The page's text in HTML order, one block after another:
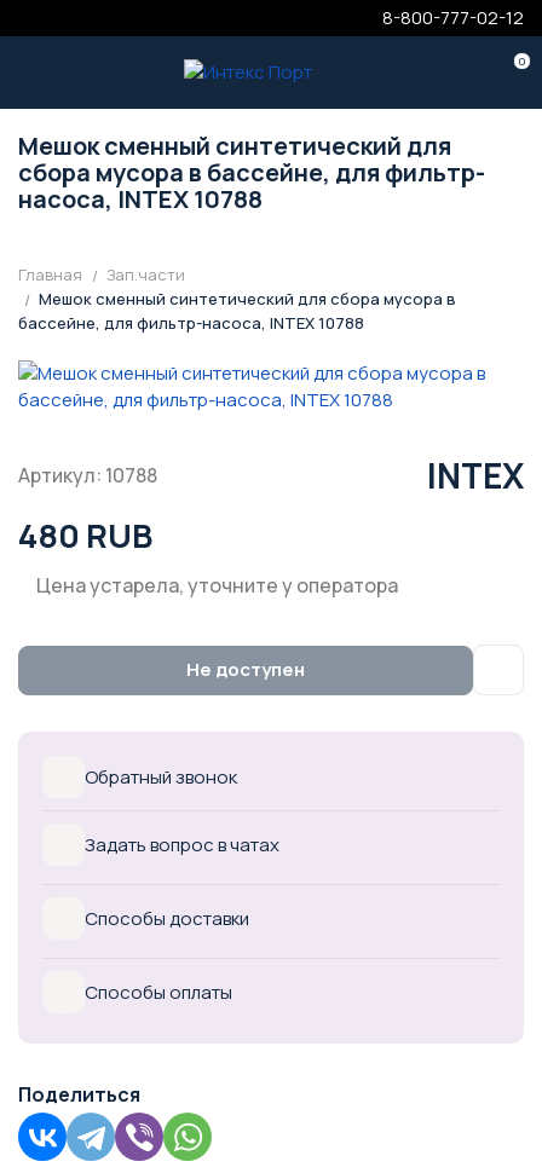
8-800-777-02-12
0
Мешок сменный синтетический для
сбора мусора в бассейне, для фильтр-
насоса, INTEX 10788
Главная
Зап.части
Мешок сменный синтетический для сбора мусора в
бассейне, для фильтр-насоса, INTEX 10788
Артикул: 10788 INTEX
480 RUB
Цена устарела, уточните у оператора
Не доступен
Обратный звонок
Задать вопрос в чатах
Способы доставки
Способы оплаты
Поделиться